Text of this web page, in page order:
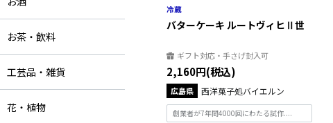
お茶・飲料
工芸品・雑貨
花・植物
バターケーキ ルートヴィヒⅡ世
ギフト対応・手さげ封入可
2,160円(税込)
広島県 西洋菓子処バイエルン
創業者が7年間4000回にわたる試作....